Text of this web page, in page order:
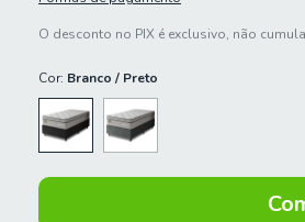
O desconto no PIX é exclusivo, não
Cor: Branco / Preto